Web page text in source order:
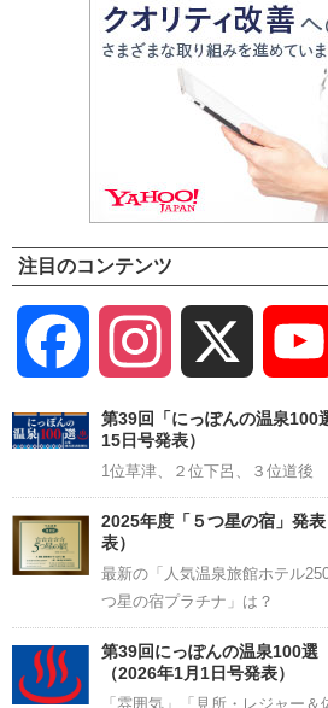
注目のコンテンツ
Facebook Instagram
第39回「にっぽんの温泉100
15日号発表）
1位草津、２位下呂、３位道後
2025年度「５つ星の宿」発
表）
最新の「人気温泉旅館ホテル
つ星の宿プラチナ」は？
第39回にっぽんの温泉100選
（2026年1月1日号発表）
「雰囲気」「見所・レジャー